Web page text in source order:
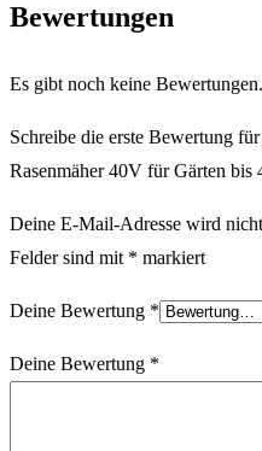
Bewertungen
Es gibt noch keine Bewertungen.
Schreibe die erste Bewertung
Rasenmäher 40V für Gärten bis
Deine E-Mail-Adresse wird
Felder sind mit * markiert
Deine Bewertung *
Deine Bewertung *